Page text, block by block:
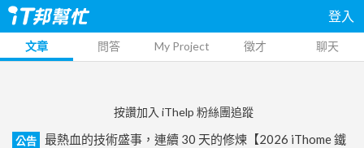
登入
文章 問答 My Project 徵才 聊天
按讚加入 iThelp 粉絲團追蹤
公告
最熱血的技術盛事，連續 30 天的修煉【2026 iThome 鐵